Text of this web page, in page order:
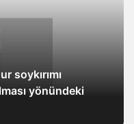
soykırımı
yönündeki